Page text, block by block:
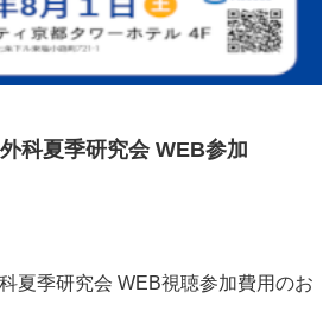
科夏季研究会 WEB参加
夏季研究会 WEB視聴参加費用のお